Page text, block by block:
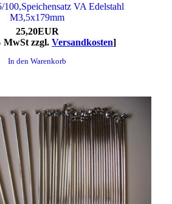
100,Speichensatz VA Edelstahl
M3,5x179mm
25,20EUR
MwSt zzgl. Versandkosten]
In den Warenkorb